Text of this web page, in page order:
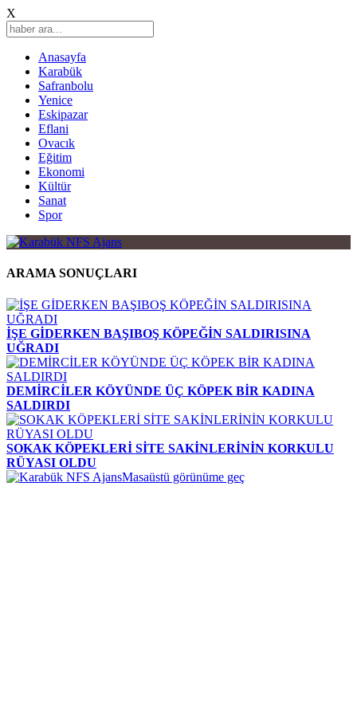
X
Anasayfa
Karabük
Safranbolu
Yenice
Eskipazar
Eflani
Ovacık
Eğitim
Ekonomi
Kültür
Sanat
Spor
ARAMA SONUÇLARI
İŞE GİDERKEN BAŞIBOŞ KÖPEĞİN SALDIRISINA
UĞRADI
DEMİRCİLER KÖYÜNDE ÜÇ KÖPEK BİR KADINA
SALDIRDI
SOKAK KÖPEKLERİ SİTE SAKİNLERİNİN KORKULU
RÜYASI OLDU
Masaüstü görünüme geç